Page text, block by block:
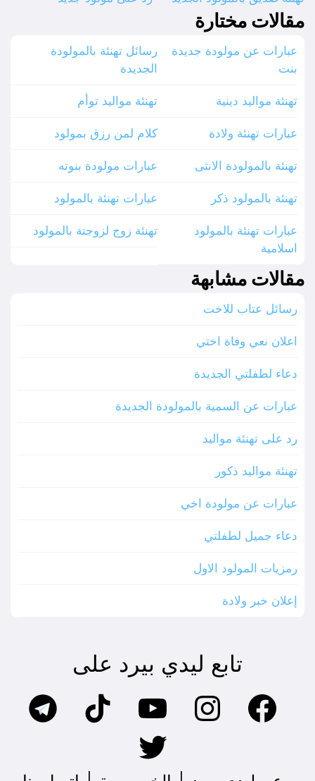
مقالات مختارة
عبارات عن مولودة جديدة
بنت
تهنئة مواليد دينية
عبارات تهنئة ولادة
تهنئة بالمولودة الانثى
تهنئة بالمولود ذكر
عبارات تهنئة بالمولود
اسلامية
رسائل تهنئة بالمولودة
الجديدة
تهنئة مواليد توأم
كلام لمن رزق بمولود
عبارات مولودة بنوته
عبارات تهنئة بالمولود
تهنئة زوج لزوجتة بالمولود
مقالات مشابهة
رسائل عتاب للاخت
اعلان نعي وفاة اختي
دعاء لطفلتي الجديدة
عبارات عن السمية بالمولودة الجديدة
رد على تهنئة مواليد
تهنئة مواليد ذكور
عبارات عن مولودة اخي
دعاء جميل لطفلتي
رمزيات المولود الاول
إعلان خبر ولادة
تابع ليدي بيرد على